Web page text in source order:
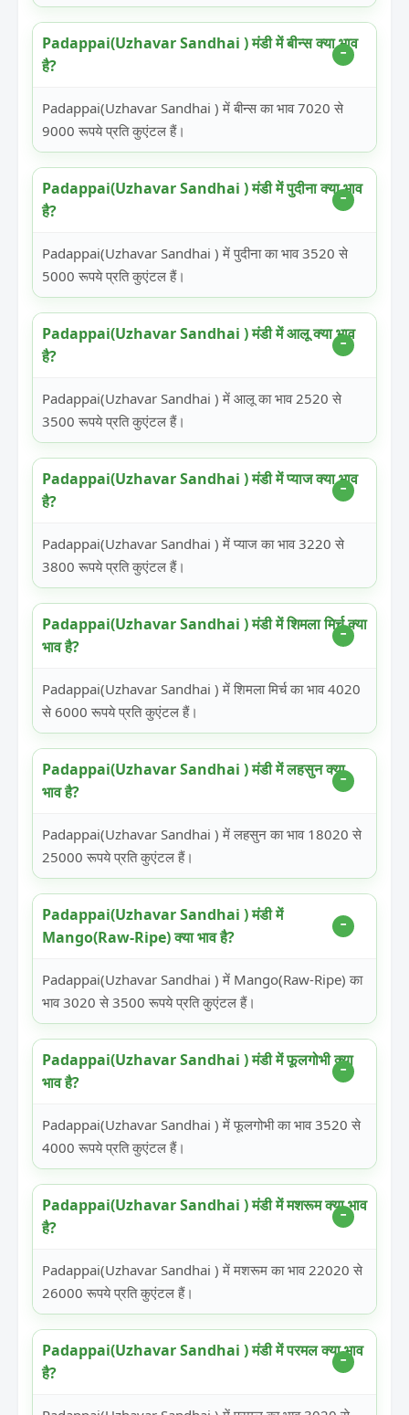
Padappai(Uzhavar Sandhai ) मंडी में बीन्स क्या भाव
है?
Padappai(Uzhavar Sandhai ) में बीन्स का भाव 7020 से
9000 रूपये प्रति कुएंटल हैं।
Padappai(Uzhavar Sandhai ) मंडी में पुदीना क्या भाव
है?
Padappai(Uzhavar Sandhai ) में पुदीना का भाव 3520 से
5000 रूपये प्रति कुएंटल हैं।
Padappai(Uzhavar Sandhai ) मंडी में आलू क्या भाव
है?
Padappai(Uzhavar Sandhai ) में आलू का भाव 2520 से
3500 रूपये प्रति कुएंटल हैं।
Padappai(Uzhavar Sandhai ) मंडी में प्याज क्या भाव
है?
Padappai(Uzhavar Sandhai ) में प्याज का भाव 3220 से
3800 रूपये प्रति कुएंटल हैं।
Padappai(Uzhavar Sandhai ) मंडी में शिमला मिर्च क्या
भाव है?
Padappai(Uzhavar Sandhai ) में शिमला मिर्च का भाव 4020
से 6000 रूपये प्रति कुएंटल हैं।
Padappai(Uzhavar Sandhai ) मंडी में लहसुन क्या
भाव है?
Padappai(Uzhavar Sandhai ) में लहसुन का भाव 18020 से
25000 रूपये प्रति कुएंटल हैं।
Padappai(Uzhavar Sandhai ) मंडी में
Mango(Raw-Ripe) क्या भाव है?
Padappai(Uzhavar Sandhai ) में Mango(Raw-Ripe) का
भाव 3020 से 3500 रूपये प्रति कुएंटल हैं।
Padappai(Uzhavar Sandhai ) मंडी में फूलगोभी क्या
भाव है?
Padappai(Uzhavar Sandhai ) में फूलगोभी का भाव 3520 से
4000 रूपये प्रति कुएंटल हैं।
Padappai(Uzhavar Sandhai ) मंडी में मशरूम क्या भाव
है?
Padappai(Uzhavar Sandhai ) में मशरूम का भाव 22020 से
26000 रूपये प्रति कुएंटल हैं।
Padappai(Uzhavar Sandhai ) मंडी में परमल क्या भाव
है?